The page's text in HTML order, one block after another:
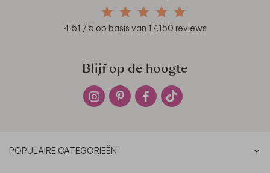
4.51 / 5 op basis van 17.150 reviews
Blijf op de hoogte
POPULAIRE CATEGORIEËN